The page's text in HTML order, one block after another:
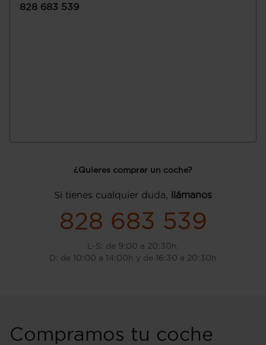
828 683 539
¿Quieres comprar un coche?
Si tienes cualquier duda, llámanos
828 683 539
L-S: de 9:00 a 20:30h.
D: de 10:00 a 14:00h y de 16:30 a 20:30h
Compramos tu coche